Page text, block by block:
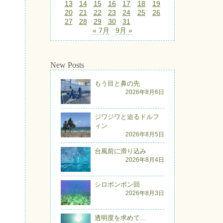
13 14 15 16 17 18
19
20
21 22 23 24 25
26
27
28 29 30
31
« 7月
9月 »
New Posts
もう目と鼻の先
2026年8月6日
ジワジワと迫るドルフ
ィン
2026年8月5日
台風前に滑り込み
2026年8月4日
シロボンボン回
2026年8月3日
透明度を求めて…